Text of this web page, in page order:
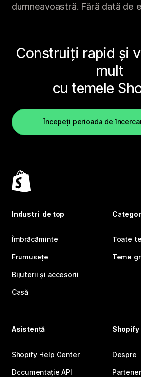
dumneavoastră. Fără dată de
Construiți rapid și
mult
cu temele
Începeți perioada de
Industrii de top
Îmbrăcăminte
Frumusețe
Bijuterii și accesorii
Casă
Toate
Teme
Asistență
Shopify Help Center
Documentație API
Shopify
Despre